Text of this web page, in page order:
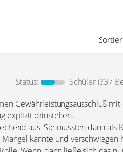
Status:
Schüler(337
Gewährleistungsausschluß mit
explizit drinstehen.
aus. Sie müssten dann als
kannte und verschwiegen